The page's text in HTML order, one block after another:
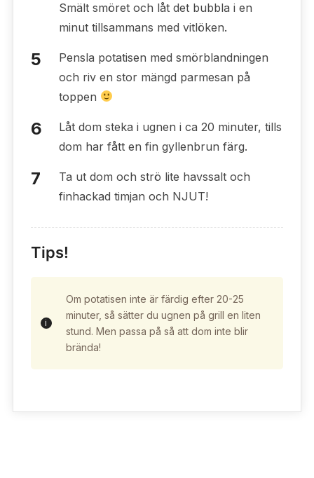
Smält smöret och låt det bubbla i en
minut tillsammans med vitlöken.
Pensla potatisen med smörblandningen
och riv en stor mängd parmesan på
toppen
Låt dom steka i ugnen i ca 20 minuter, tills
dom har fått en fin gyllenbrun färg.
Ta ut dom och strö lite havssalt och
finhackad timjan och NJUT!
Tips!
Om potatisen inte är färdig efter 20-25
minuter, så sätter du ugnen på grill en liten
stund. Men passa på så att dom inte blir
brända!